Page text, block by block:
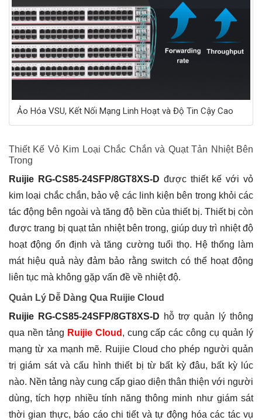
Ảo Hóa VSU, Kết Nối Mạng Linh Hoạt và Độ Tin Cậy Cao
Thiết Kế Vỏ Kim Loại Chắc Chắn và Quạt Tản Nhiệt Bên
Trong
Ruijie RG-CS85-24SFP/8GT8XS-D được thiết kế với vỏ
kim loại chắc chắn, bảo vệ các linh kiện bên trong khỏi các
tác động bên ngoài và tăng độ bền của thiết bị. Thiết bị còn
được trang bị quạt tản nhiệt bên trong, giúp duy trì nhiệt độ
hoạt động ổn định và tăng cường tuổi thọ. Hệ thống làm
mát hiệu quả này đảm bảo rằng switch có thể hoạt động
liên tục mà không gặp vấn đề về nhiệt độ.
Quản Lý Dễ Dàng Qua Ruijie Cloud
Ruijie RG-CS85-24SFP/8GT8XS-D hỗ trợ quản lý thông
qua nền tảng Ruijie Cloud , cung cấp các công cụ quản lý
mạng từ xa mạnh mẽ. Ruijie Cloud cho phép người quản
trị giám sát và cấu hình thiết bị từ bất kỳ đâu, bất kỳ lúc
nào. Nền tảng này cung cấp giao diện thân thiện với người
dùng, tích hợp nhiều tính năng thông minh như giám sát
thời gian thực, báo cáo chi tiết và tự động hóa các tác vụ